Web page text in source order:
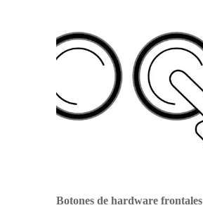
Botones de hardware frontales